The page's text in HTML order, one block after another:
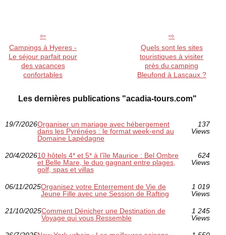
Campings à Hyeres -
Le séjour parfait pour
des vacances
confortables
Quels sont les sites
touristiques à visiter
près du camping
Bleufond à Lascaux ?
Les dernières publications "acadia-tours.com"
19/7/2026Organiser un mariage avec hébergement
dans les Pyrénées : le format week-end au
Domaine Lapédagne
137
Views
20/4/202610 hôtels 4* et 5* à l’île Maurice : Bel Ombre
et Belle Mare, le duo gagnant entre plages,
golf, spas et villas
624
Views
06/11/2025Organisez votre Enterrement de Vie de
Jeune Fille avec une Session de Rafting
1 019
Views
21/10/2025Comment Dénicher une Destination de
Voyage qui vous Ressemble
1 245
Views